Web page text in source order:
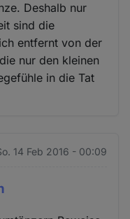
Deshalb nur
sind die
entfernt von der
nur den kleinen
in die Tat
14 Feb 2016 - 00:09